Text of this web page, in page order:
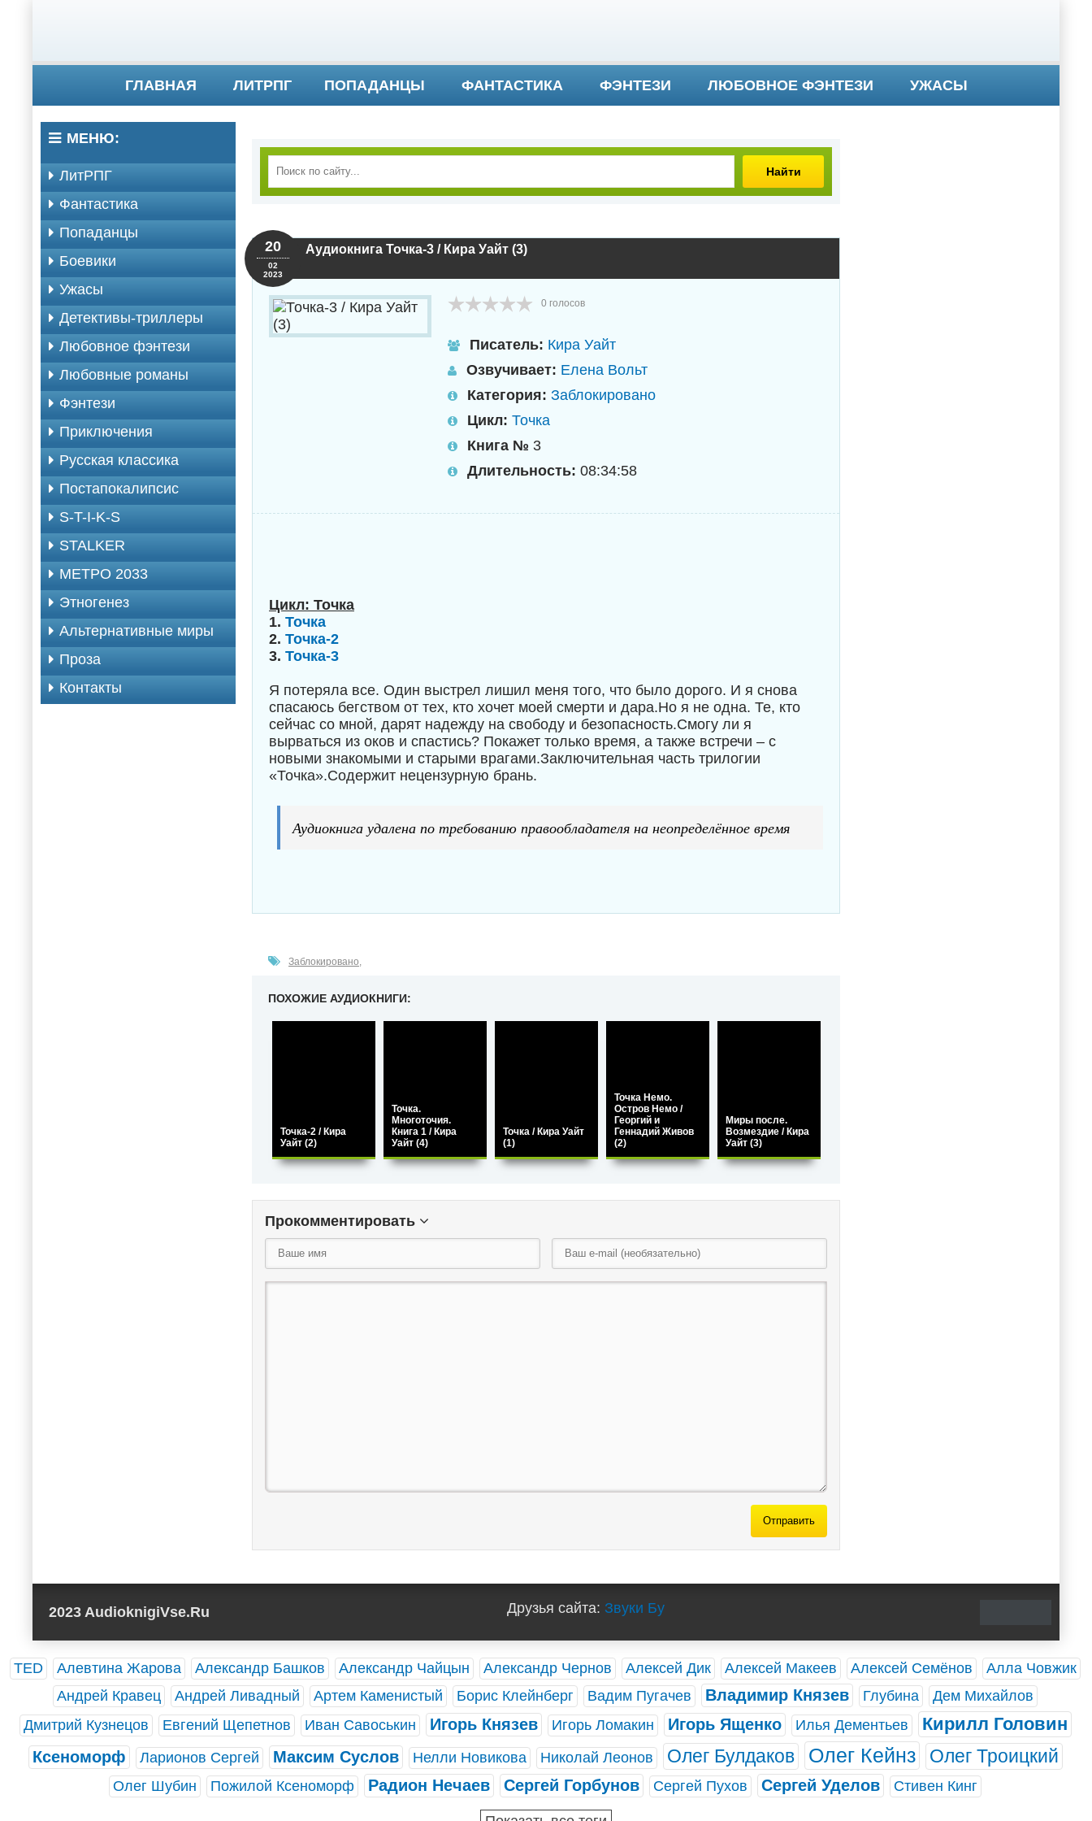
ГЛАВНАЯ ЛИТРПГ ПОПАДАНЦЫ ФАНТАСТИКА ФЭНТЕЗИ ЛЮБОВНОЕ ФЭНТЕЗИ УЖАСЫ
Найти
Аудиокнига Точка-3 / Кира Уайт (3)
20
02
2023
0 голосов
Писатель: Кира Уайт
Озвучивает: Елена Вольт
Категория: Заблокировано
Цикл: Точка
Книга № 3
Длительность: 08:34:58
Цикл: Точка
1. Точка
2. Точка-2
3. Точка-3
Я потеряла все. Один выстрел лишил меня того, что было дорого. И я снова
спасаюсь бегством от тех, кто хочет моей смерти и дара.Но я не одна. Те, кто
сейчас со мной, дарят надежду на свободу и безопасность.Смогу ли я
вырваться из оков и спастись? Покажет только время, а также встречи – с
новыми знакомыми и старыми врагами.Заключительная часть трилогии
«Точка».Содержит нецензурную брань.
Аудиокнига удалена по требованию правообладателя на неопределённое время
Заблокировано,
ПОХОЖИЕ АУДИОКНИГИ:
Точка-2 / Кира
Уайт (2)
Точка.
Многоточия.
Книга 1 / Кира
Уайт (4)
Точка / Кира Уайт
(1)
Точка Немо.
Остров Немо /
Георгий и
Геннадий Живов
(2)
Миры после.
Возмездие / Кира
Уайт (3)
Прокомментировать
Отправить
МЕНЮ:
ЛитРПГ
Фантастика
Попаданцы
Боевики
Ужасы
Детективы-триллеры
Любовное фэнтези
Любовные романы
Фэнтези
Приключения
Русская классика
Постапокалипсис
S-T-I-K-S
STALKER
МЕТРО 2033
Этногенез
Альтернативные миры
Проза
Контакты
2023 AudioknigiVse.Ru Друзья сайта: Звуки Бу
TED Алевтина Жарова Александр Башков Александр Чайцын Александр Чернов Алексей Дик Алексей Макеев Алексей Семёнов
Алла Човжик
Андрей Кравец
Андрей Ливадный Артем Каменистый Борис Клейнберг Вадим Пугачев Владимир Князев Глубина
Дем Михайлов
Дмитрий Кузнецов
Евгений Щепетнов Иван Савоськин Игорь Князев Игорь Ломакин Игорь Ященко Илья Дементьев Кирилл Головин
Ксеноморф Ларионов Сергей Максим Суслов Нелли Новикова Николай Леонов Олег Булдаков Олег Кейнз Олег Троицкий
Олег Шубин Пожилой Ксеноморф Радион Нечаев Сергей Горбунов Сергей Пухов Сергей Уделов Стивен Кинг